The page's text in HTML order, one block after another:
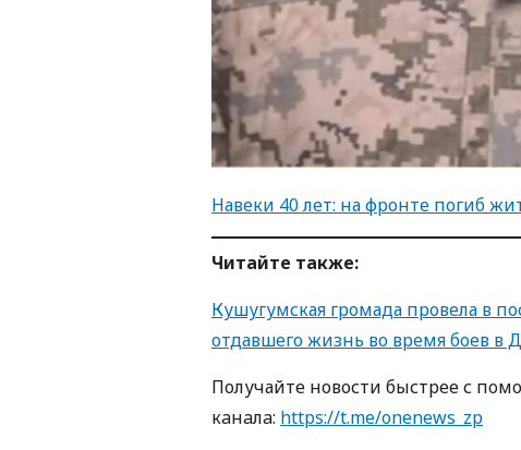
Навеки 40 лет: на фронте погиб
Читайте также:
Кушугумская громада провела в
отдавшего жизнь во время боев
Получайте новости быстрее с
кaнaлa: https://t.me/onenews_zp